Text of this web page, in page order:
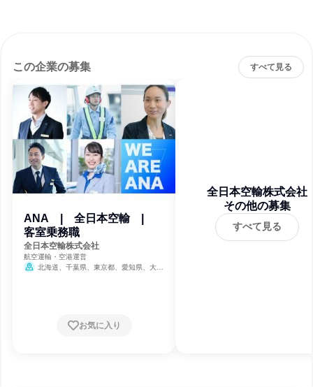
この企業の募集 すべて見る
ANA | 全日本空輸 |
客室乗務職
全日本空輸株式会社
航空運輸・空港運営
北海道、千葉県、東京都、愛知県、大阪
お気に入り
全日本空輸株式会社
その他の募集
すべて見る